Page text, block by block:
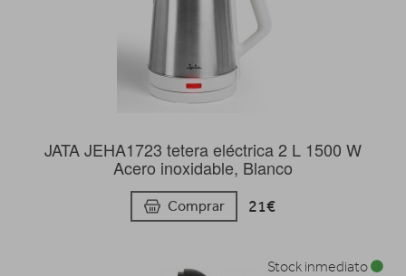
JATA JEHA1723 tetera eléctrica 2 L 1500 W
Acero inoxidable, Blanco
Comprar 21€
Stock inmediato